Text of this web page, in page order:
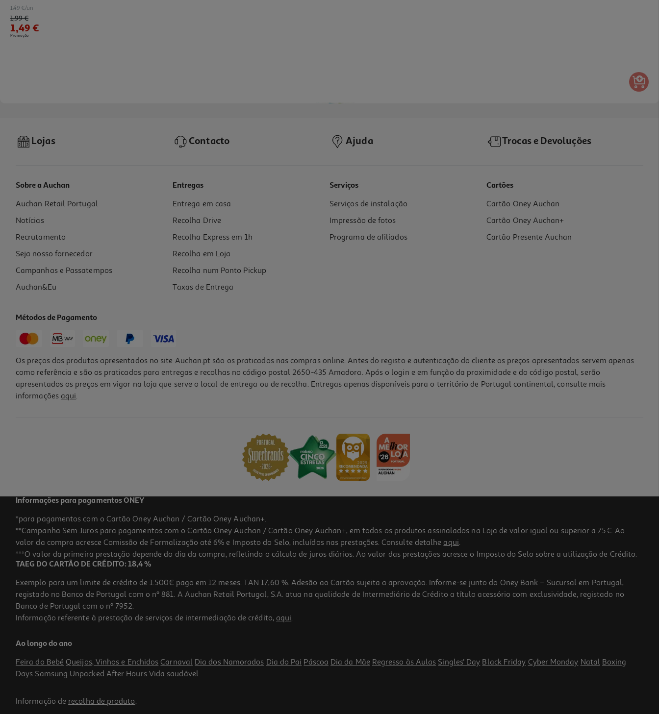
1.49 €/un
Price reduced from
1,99 €to
1,49 €
Promoção
Caderno Quadriculado Agrafado A5 Auchan 48 Folhas Cores Sortidas
1.99 €/un
1,99 €
-35%
-11%
0.85 €/un
Price reduced from
0,95 €
0,85 €
Promoção
Lojas Contacto Ajuda Trocas e Devoluções
Sobre a Auchan
Auchan Retail Portugal
Notícias
Recrutamento
Seja nosso fornecedor
Campanhas e Passatempos
Auchan&Eu
Entregas
Entrega em casa
Recolha Drive
Recolha Express em 1h
Recolha em Loja
Recolha num Ponto Pickup
Taxas de Entrega
Serviços
Serviços de instalação
Impressão de fotos
Programa de afiliados
Cartões
Cartão Oney Auchan
Cartão Oney Auchan+
Cartão Presente Auchan
Métodos de Pagamento
Os preços dos produtos apresentados no site Auchan.pt são os praticados nas compras online. Antes do registo e autenticação do cliente os preços apresentados servem apenas
como referência e são os praticados para entregas e recolhas no código postal 2650-435 Amadora. Após o login e em função da proximidade e do código postal, serão
apresentados os preços em vigor na loja que serve o local de entrega ou de recolha. Entregas apenas disponíveis para o território de Portugal continental, consulte mais
informações aqui.
Informações para pagamentos ONEY
*para pagamentos com o Cartão Oney Auchan / Cartão Oney Auchan+.
**Campanha Sem Juros para pagamentos com o Cartão Oney Auchan / Cartão Oney Auchan+, em todos os produtos assinalados na Loja de valor igual ou superior a 75€. Ao
valor da compra acresce Comissão de Formalização até 6% e Imposto do Selo, incluídos nas prestações. Consulte detalhe aqui.
***O valor da primeira prestação depende do dia da compra, refletindo o cálculo de juros diários. Ao valor das prestações acresce o Imposto do Selo sobre a utilização de Crédito.
TAEG DO CARTÃO DE CRÉDITO: 18,4 %
Exemplo para um limite de crédito de 1.500€ pago em 12 meses. TAN 17,60 %. Adesão ao Cartão sujeita a aprovação. Informe-se junto do Oney Bank – Sucursal em Portugal,
registado no Banco de Portugal com o nº 881. A Auchan Retail Portugal, S.A. atua na qualidade de Intermediário de Crédito a título acessório com exclusividade, registado no
Banco de Portugal com o nº 7952.
Informação referente à prestação de serviços de intermediação de crédito, aqui.
Ao longo do ano
Feira do Bebé Queijos, Vinhos e Enchidos Carnaval Dia dos Namorados Dia do Pai Páscoa Dia da Mãe Regresso às Aulas Singles' Day Black Friday Cyber Monday Natal Boxing
Days Samsung Unpacked After Hours Vida saudável
Informação de recolha de produto.